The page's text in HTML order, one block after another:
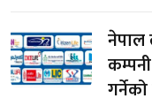
नेपाल